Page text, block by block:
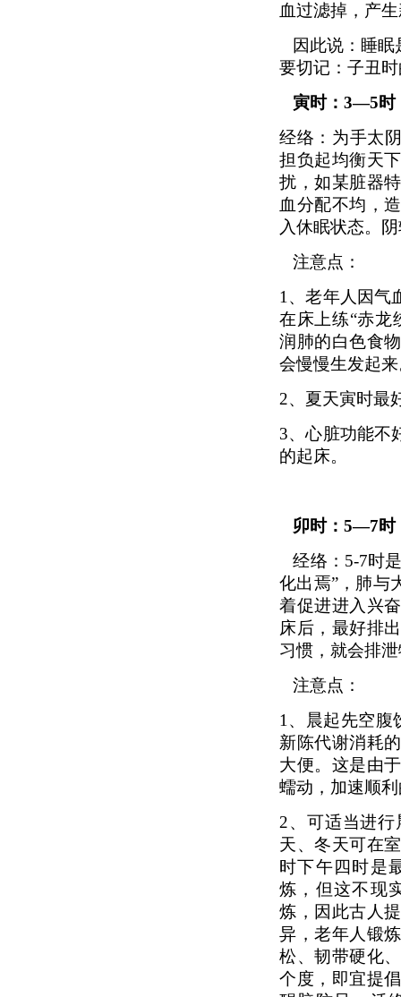
血过滤掉，产
因此说：睡
要切记：子丑
寅时：3—5时
经络：为手太
担负起均衡天
扰，如某脏器
血分配不均，
入休眠状态。
注意点：
1、老年人因气
在床上练“赤龙
润肺的白色食
会慢慢生发起
2、 夏天寅时最
3、心脏功能不
的起床。
卯时：5—7时
经络：5-7时
化出焉”，肺与
着促进进入兴
床后，最好排
习惯，就会排
注意点：
1、
晨起先空腹
新陈代谢消耗
大便。这是由
蠕动，加速顺
2、 可适当进行
天、冬天可在
时下午四时是
炼，但这不现
炼，因此古人
异，老年人锻
松、韧带硬化
个度，即宜提